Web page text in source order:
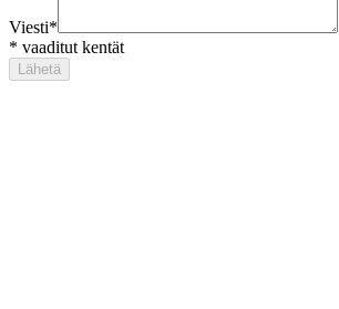
Viesti*
* vaaditut kentät